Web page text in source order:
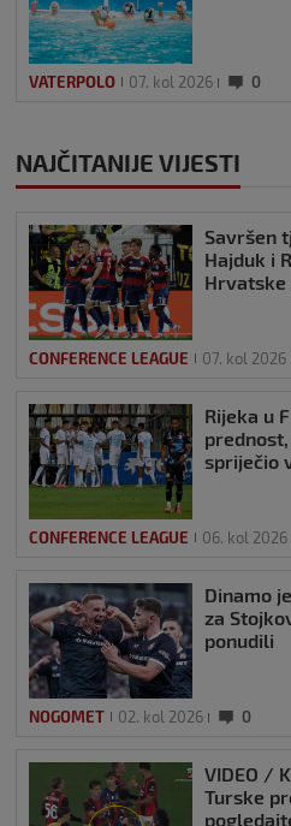
VATERPOLO 07. kol 2026 0
NAJČITANIJE VIJESTI
Savršen
Hajduk i
Hrvatske
CONFERENCE LEAGUE 07. kol 2026
Rijeka u
spriječio
CONFERENCE LEAGUE 06. kol 2026
Dinamo
za
ponudili
NOGOMET 02. kol 2026 0
VIDEO /
Turske